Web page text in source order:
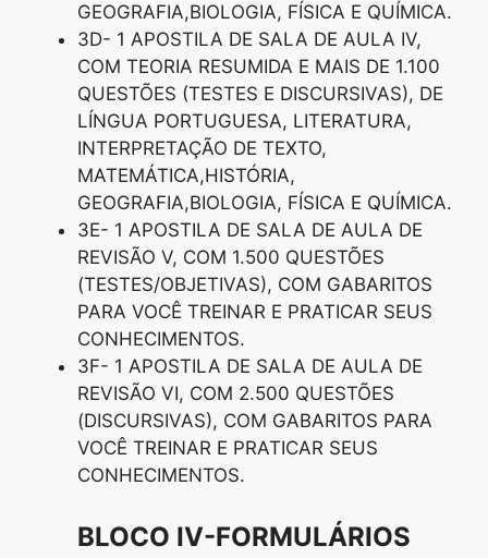
GEOGRAFIA,BIOLOGIA, FÍSICA E QUÍMICA.
3D- 1 APOSTILA DE SALA DE AULA IV,
COM TEORIA RESUMIDA E MAIS DE 1.100
QUESTÕES (TESTES E DISCURSIVAS), DE
LÍNGUA PORTUGUESA, LITERATURA,
INTERPRETAÇÃO DE TEXTO,
MATEMÁTICA,HISTÓRIA,
GEOGRAFIA,BIOLOGIA, FÍSICA E QUÍMICA.
3E- 1 APOSTILA DE SALA DE AULA DE
REVISÃO V, COM 1.500 QUESTÕES
(TESTES/OBJETIVAS), COM GABARITOS
PARA VOCÊ TREINAR E PRATICAR SEUS
CONHECIMENTOS.
3F- 1 APOSTILA DE SALA DE AULA DE
REVISÃO VI, COM 2.500 QUESTÕES
(DISCURSIVAS), COM GABARITOS PARA
VOCÊ TREINAR E PRATICAR SEUS
CONHECIMENTOS.
BLOCO IV-FORMULÁRIOS